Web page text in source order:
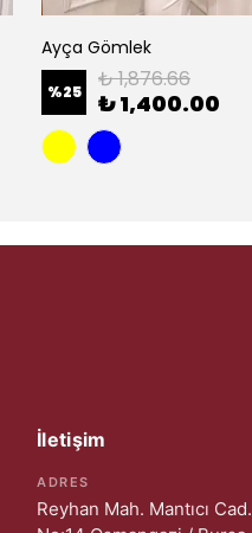
Ayça Gömlek
%25 ₺ 1,876.66
₺ 1,400.00
İletişim
ADRES
Reyhan Mah. Mantıcı Cad.